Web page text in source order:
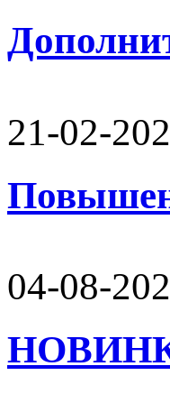
21-02-
04-08-